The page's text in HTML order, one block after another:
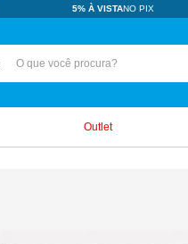
5% À VISTANO PIX
você procura?
Outlet